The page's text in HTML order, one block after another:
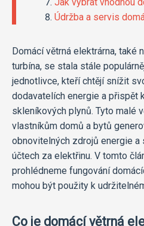
Údržba a servis
Domácí větrná elektrárna, také
turbína, se stala stále
jednotlivce, kteří chtějí snížit
dodavatelích energie a přispět
skleníkových plynů. Tyto malé
vlastníkům domů a bytů
obnovitelných zdrojů energie
účtech za elektřinu. V tomto
prohlédneme fungování
mohou být použity k
Co je domácí větrná